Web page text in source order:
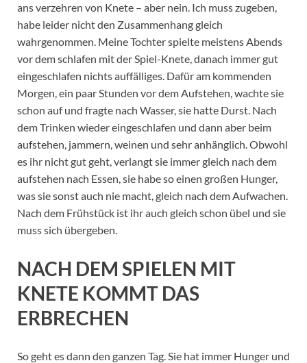
ans verzehren von Knete – aber nein. Ich muss zugeben,
habe leider nicht den Zusammenhang gleich
wahrgenommen. Meine Tochter spielte meistens Abends
vor dem schlafen mit der Spiel-Knete, danach immer gut
eingeschlafen nichts auffälliges. Dafür am kommenden
Morgen, ein paar Stunden vor dem Aufstehen, wachte sie
schon auf und fragte nach Wasser, sie hatte Durst. Nach
dem Trinken wieder eingeschlafen und dann aber beim
aufstehen, jammern, weinen und sehr anhänglich. Obwohl
es ihr nicht gut geht, verlangt sie immer gleich nach dem
aufstehen nach Essen, sie habe so einen großen Hunger,
was sie sonst auch nie macht, gleich nach dem Aufwachen.
Nach dem Frühstück ist ihr auch gleich schon übel und sie
muss sich übergeben.
NACH DEM SPIELEN MIT
KNETE KOMMT DAS
ERBRECHEN
So geht es dann den ganzen Tag. Sie hat immer Hunger und